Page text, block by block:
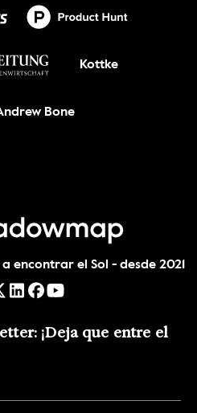
Kottke
Bone
encontrar el Sol - desde 2021
¡Deja que entre el